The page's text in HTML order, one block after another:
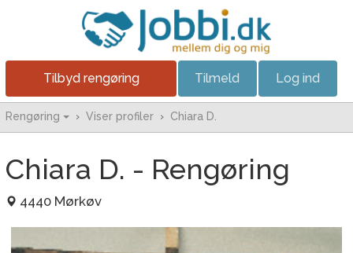
Tilbyd rengøring Tilmeld Log ind
Rengøring › Viser profiler › Chiara D.
Chiara D. - Rengøring
4440 Mørkøv